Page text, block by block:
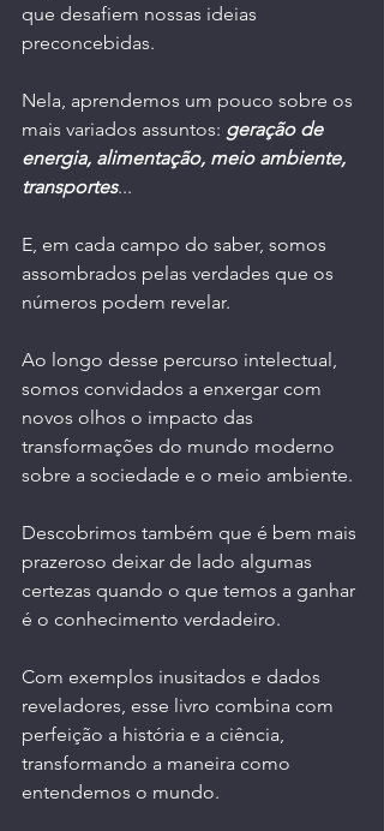
que desafiem nossas ideias
preconcebidas.
Nela, aprendemos um pouco sobre os
mais variados assuntos: geração de
energia, alimentação, meio ambiente,
transportes...
E, em cada campo do saber, somos
assombrados pelas verdades que os
números podem revelar.
Ao longo desse percurso intelectual,
somos convidados a enxergar com
novos olhos o impacto das
transformações do mundo moderno
sobre a sociedade e o meio ambiente.
Descobrimos também que é bem mais
prazeroso deixar de lado algumas
certezas quando o que temos a ganhar
é o conhecimento verdadeiro.
Com exemplos inusitados e dados
reveladores, esse livro combina com
perfeição a história e a ciência,
transformando a maneira como
entendemos o mundo.